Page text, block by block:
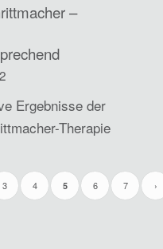
–
Ergebnisse der
Therapie
3 4 5 6 7 ›